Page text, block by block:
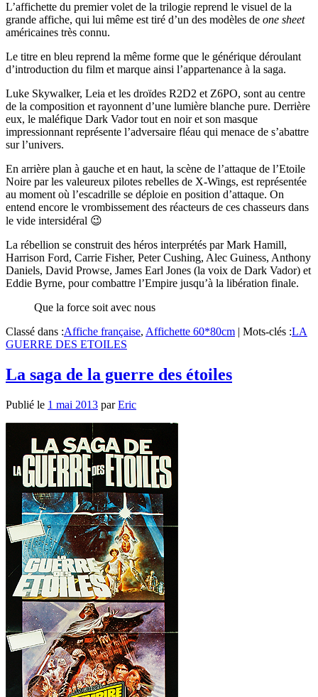
L’affichette du premier volet de la trilogie reprend le visuel de la
grande affiche, qui lui même est tiré d’un des modèles de one sheet
américaines très connu.
Le titre en bleu reprend la même forme que le générique déroulant
d’introduction du film et marque ainsi l’appartenance à la saga.
Luke Skywalker, Leia et les droïdes R2D2 et Z6PO, sont au centre
de la composition et rayonnent d’une lumière blanche pure. Derrière
eux, le maléfique Dark Vador tout en noir et son masque
impressionnant représente l’adversaire fléau qui menace de s’abattre
sur l’univers.
En arrière plan à gauche et en haut, la scène de l’attaque de l’Etoile
Noire par les valeureux pilotes rebelles de X-Wings, est représentée
au moment où l’escadrille se déploie en position d’attaque. On
entend encore le vrombissement des réacteurs de ces chasseurs dans
le vide intersidéral 😉
La rébellion se construit des héros interprétés par Mark Hamill,
Harrison Ford, Carrie Fisher, Peter Cushing, Alec Guiness, Anthony
Daniels, David Prowse, James Earl Jones (la voix de Dark Vador) et
Eddie Byrne, pour combattre l’Empire jusqu’à la libération finale.
Que la force soit avec nous
Classé dans :Affiche française, Affichette 60*80cm | Mots-clés :LA
GUERRE DES ETOILES
La saga de la guerre des étoiles
Publié le 1 mai 2013 parEric